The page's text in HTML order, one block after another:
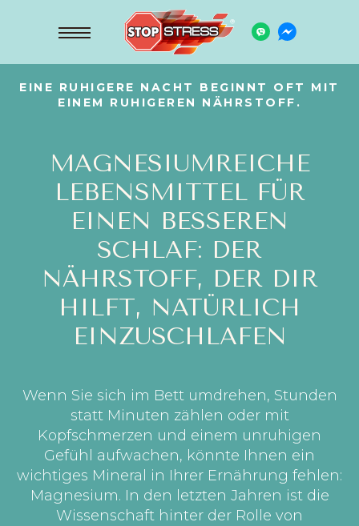
EINE RUHIGERE NACHT BEGINNT OFT MIT
EINEM RUHIGEREN NÄHRSTOFF.
MAGNESIUMREICHE
LEBENSMITTEL FÜR
EINEN BESSEREN
SCHLAF: DER
NÄHRSTOFF, DER DIR
HILFT, NATÜRLICH
EINZUSCHLAFEN
Wenn Sie sich im Bett umdrehen, Stunden
statt Minuten zählen oder mit
Kopfschmerzen und einem unruhigen
Gefühl aufwachen, könnte Ihnen ein
wichtiges Mineral in Ihrer Ernährung fehlen:
Magnesium. In den letzten Jahren ist die
Wissenschaft hinter der Rolle von